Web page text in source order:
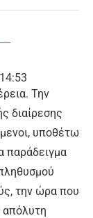
Την
διαίρεσης
υποθέτω
παράδειγμα
την ώρα που
απόλυτη